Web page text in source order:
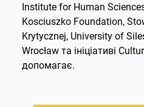
Institute for Human
Kosciuszko Foundation,
Krytycznej, University of
Wrocław та ініціативі
допомагає.